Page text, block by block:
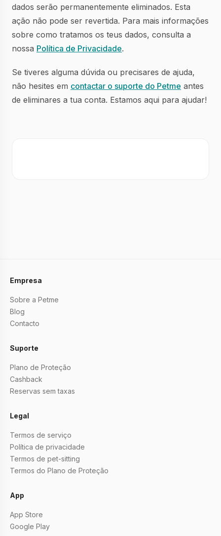
dados serão permanentemente eliminados. Esta
ação não pode ser revertida. Para mais informações
sobre como tratamos os teus dados, consulta a
nossa Política de Privacidade.
Se tiveres alguma dúvida ou precisares de ajuda,
não hesites em contactar o suporte do Petme antes
de eliminares a tua conta. Estamos aqui para ajudar!
Empresa
Sobre a Petme
Blog
Contacto
Suporte
Plano de Proteção
Cashback
Reservas sem taxas
Legal
Termos de serviço
Política de privacidade
Termos de pet-sitting
Termos do Plano de Proteção
App
App Store
Google Play